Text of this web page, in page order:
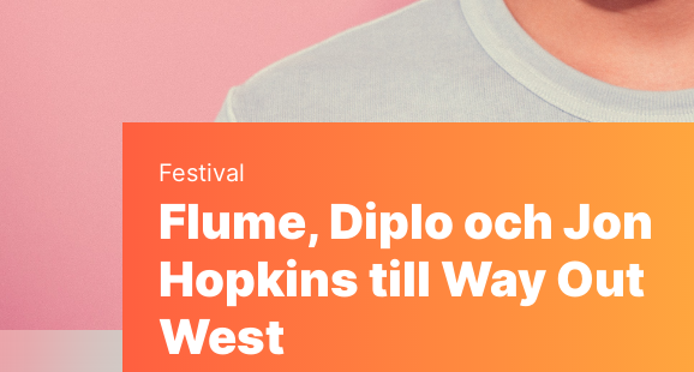
Festival
Flume, Diplo och Jon
Hopkins till Way Out
West